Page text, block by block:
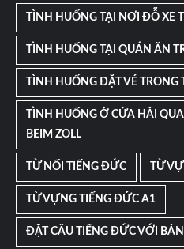
TÌNH HUỐNG TẠI NƠI ĐỖ XE
TÌNH HUỐNG TẠI QUÁN ĂN
TÌNH HUỐNG ĐẶT VÉ TRONG
TÌNH HUỐNG Ở CỬA HẢI
BEIM ZOLL
TỪ NỐI TIẾNG ĐỨC TỪ
TỪ VỰNG TIẾNG ĐỨC A1
ĐẶT CÂU TIẾNG ĐỨC VỚI